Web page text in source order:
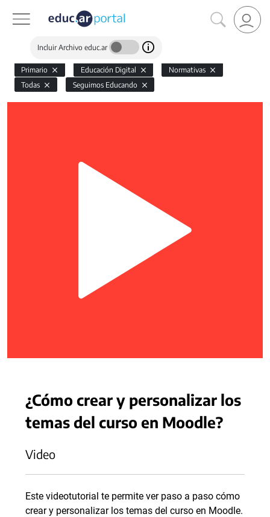
Incluir Archivo educ.ar
Primario Educación Digital
Normativas
Todas
Seguimos Educando
¿Cómo crear y personalizar los
temas del curso en Moodle?
Video
Este videotutorial te permite ver paso a paso cómo
crear y personalizar los temas del curso en Moodle.